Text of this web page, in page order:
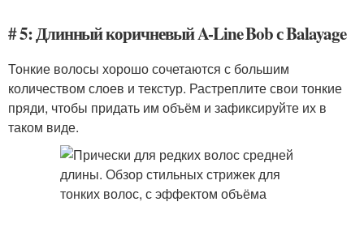
# 5: Длинный коричневый A-Line Bob с Balayage
Тонкие волосы хорошо сочетаются с большим
количеством слоев и текстур. Растреплите свои тонкие
пряди, чтобы придать им объём и зафиксируйте их в
таком виде.